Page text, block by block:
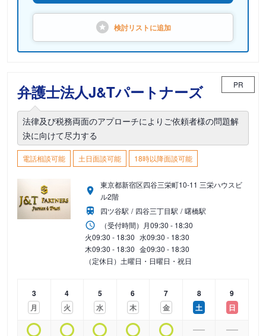
検討リストに追加
弁護士法人J&Tパートナーズ PR
法律及び税務両面のアプローチによりご依頼者様の問題解
決に向けて尽力する
電話相談可能 土日面談可能 18時以降面談可能
東京都新宿区四谷三栄町10-11 三栄ハウスビ
ル2階
四ツ谷駅
四谷三丁目駅
曙橋駅
（受付時間） 月09:30 - 18:30
火09:30 - 18:30 水09:30 - 18:30
木09:30 - 18:30 金09:30 - 18:30
（定休日）土曜日・日曜日・祝日
3
月
4
火
5
水
6
木
7
金
8
土
9
日